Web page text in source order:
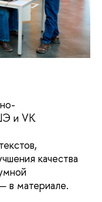
и VK
качества
в материале.